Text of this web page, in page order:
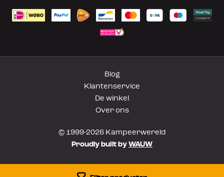
Blog
Klantenservice
De winkel
Over ons
© 1999-2026 Kampeerwereld
Proudly built by WAUW